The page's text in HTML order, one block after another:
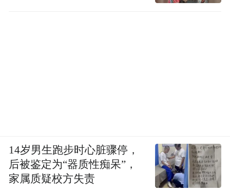
14岁男生跑步时心脏骤停，
后被鉴定为“器质性痴呆”，
家属质疑校方失责